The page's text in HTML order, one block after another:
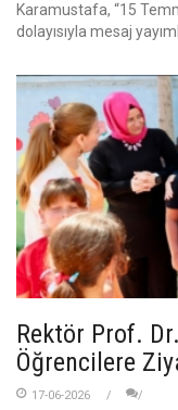
Karamustafa, “15
dolayısıyla mesaj
Rektör Prof.
Öğrencilere
17-06-2026